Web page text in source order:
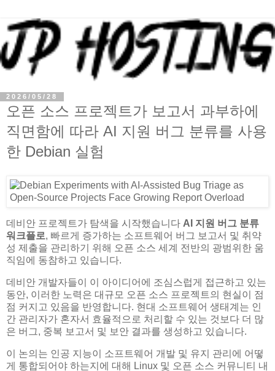
2026/05/28
오픈 소스 프로젝트가 보고서 과부하에
직면함에 따라 AI 지원 버그 분류를 사용
한 Debian 실험
데비안 프로젝트가 탐색을 시작했습니다 AI 지원 버그 분류
워크플로, 빠르게 증가하는 소프트웨어 버그 보고서 및 취약
성 제출을 관리하기 위해 오픈 소스 세계 전반의 광범위한 움
직임에 동참하고 있습니다.
데비안 개발자들이 이 아이디어에 조심스럽게 접근하고 있는
동안, 이러한 노력은 대규모 오픈 소스 프로젝트의 현실이 점
점 커지고 있음을 반영합니다. 현대 소프트웨어 생태계는 인
간 관리자가 혼자서 효율적으로 처리할 수 있는 것보다 더 많
은 버그, 중복 보고서 및 보안 결과를 생성하고 있습니다.
이 논의는 인공 지능이 소프트웨어 개발 및 유지 관리에 어떻
게 통합되어야 하는지에 대해 Linux 및 오픈 소스 커뮤니티 내